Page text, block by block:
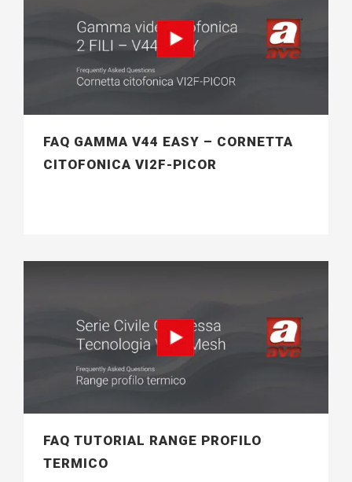
FAQ GAMMA V44 EASY – CORNETTA
CITOFONICA VI2F-PICOR
FAQ TUTORIAL RANGE PROFILO
TERMICO